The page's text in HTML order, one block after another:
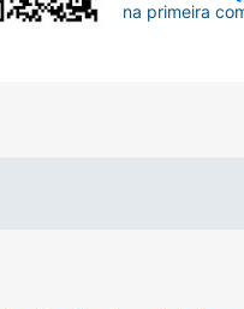
na primeira